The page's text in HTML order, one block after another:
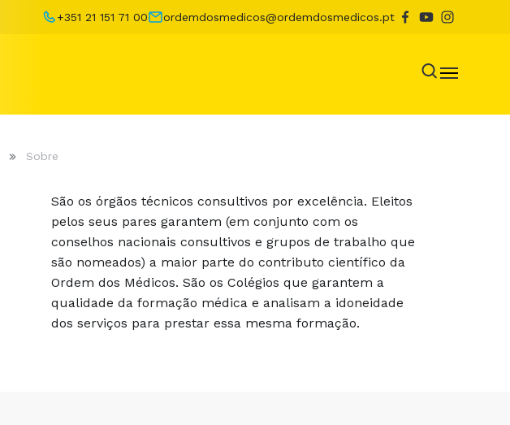
+351 21 151 71 00 ordemdosmedicos@ordemdosmedicos.pt
Sobre
São os órgãos técnicos consultivos por excelência. Eleitos
pelos seus pares garantem (em conjunto com os
conselhos nacionais consultivos e grupos de trabalho que
são nomeados) a maior parte do contributo científico da
Ordem dos Médicos. São os Colégios que garantem a
qualidade da formação médica e analisam a idoneidade
dos serviços para prestar essa mesma formação.